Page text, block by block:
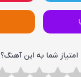
امتیاز شما به این آهنگ؟